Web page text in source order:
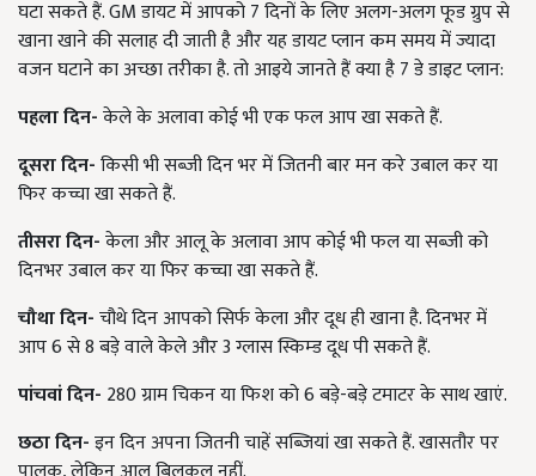
घटा सकते हैं. GM डायट में आपको 7 दिनों के लिए अलग-अलग फूड ग्रुप से
खाना खाने की सलाह दी जाती है और यह डायट प्लान कम समय में ज्यादा
वजन घटाने का अच्छा तरीका है. तो आइये जानते हैं क्या है 7 डे डाइट प्लान:
पहला दिन-केले के अलावा कोई भी एक फल आप खा सकते हैं.
दूसरा दिन-किसी भी सब्जी दिन भर में जितनी बार मन करे उबाल कर या
फिर कच्चा खा सकते हैं.
तीसरा दिन-केला और आलू के अलावा आप कोई भी फल या सब्जी को
दिनभर उबाल कर या फिर कच्चा खा सकते हैं.
चौथा दिन-चौथे दिन आपको सिर्फ केला और दूध ही खाना है. दिनभर में
आप 6 से 8 बड़े वाले केले और 3 ग्लास स्किम्ड दूध पी सकते हैं.
पांचवां दिन- 280 ग्राम चिकन या फिश को 6 बड़े-बड़े टमाटर के साथ खाएं.
छठा दिन-इन दिन अपना जितनी चाहें सब्जियां खा सकते हैं. खासतौर पर